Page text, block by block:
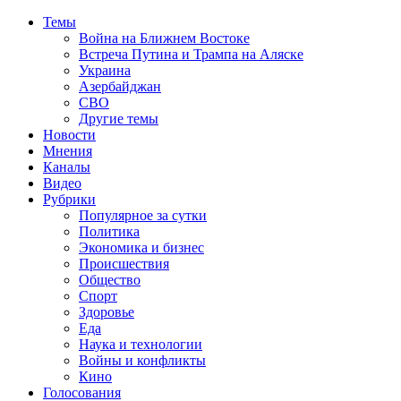
Темы
Война на Ближнем Востоке
Встреча Путина и Трампа на Аляске
Украина
Азербайджан
СВО
Другие темы
Новости
Мнения
Каналы
Видео
Рубрики
Популярное за сутки
Политика
Экономика и бизнес
Происшествия
Общество
Спорт
Здоровье
Еда
Наука и технологии
Войны и конфликты
Кино
Голосования